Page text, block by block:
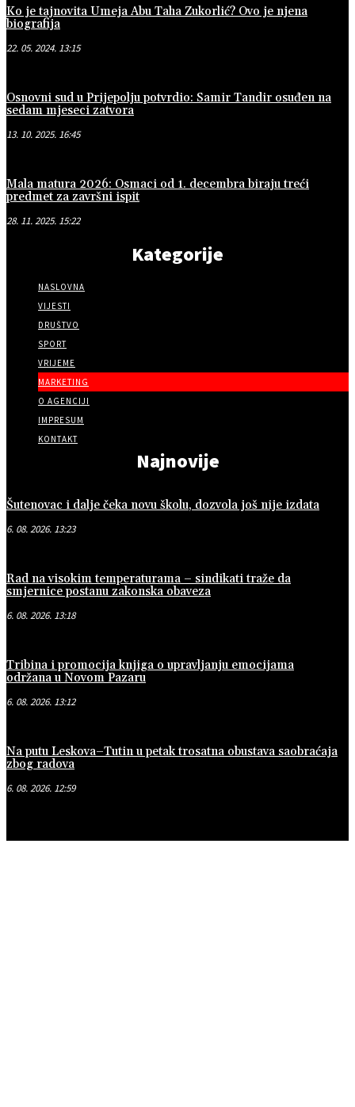
Ko je tajnovita Umeja Abu Taha Zukorlić? Ovo je njena
biografija
22. 05. 2024. 13:15
Osnovni sud u Prijepolju potvrdio: Samir Tandir osuđen na
sedam mjeseci zatvora
13. 10. 2025. 16:45
Mala matura 2026: Osmaci od 1. decembra biraju treći
predmet za završni ispit
28. 11. 2025. 15:22
Kategorije
NASLOVNA
VIJESTI
DRUŠTVO
SPORT
VRIJEME
MARKETING
O AGENCIJI
IMPRESUM
KONTAKT
Najnovije
Šutenovac i dalje čeka novu školu, dozvola još nije izdata
6. 08. 2026. 13:23
Rad na visokim temperaturama – sindikati traže da
smjernice postanu zakonska obaveza
6. 08. 2026. 13:18
Tribina i promocija knjiga o upravljanju emocijama
održana u Novom Pazaru
6. 08. 2026. 13:12
Na putu Leskova–Tutin u petak trosatna obustava saobraćaja
zbog radova
6. 08. 2026. 12:59